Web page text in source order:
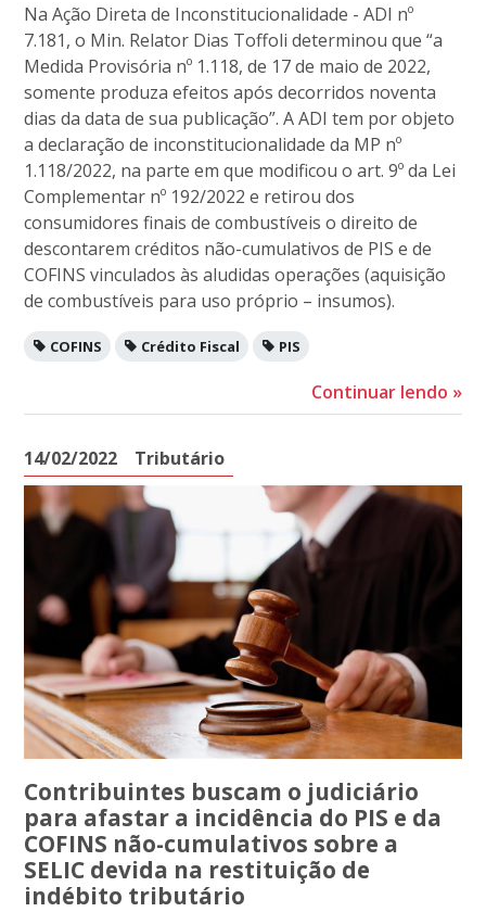
Na Ação Direta de Inconstitucionalidade - ADI nº
7.181, o Min. Relator Dias Toffoli determinou que “a
Medida Provisória nº 1.118, de 17 de maio de 2022,
somente produza efeitos após decorridos noventa
dias da data de sua publicação”. A ADI tem por objeto
a declaração de inconstitucionalidade da MP nº
1.118/2022, na parte em que modificou o art. 9º da Lei
Complementar nº 192/2022 e retirou dos
consumidores finais de combustíveis o direito de
descontarem créditos não-cumulativos de PIS e de
COFINS vinculados às aludidas operações (aquisição
de combustíveis para uso próprio – insumos).
COFINS Crédito Fiscal PIS
Continuar lendo »
14/02/2022 Tributário
Contribuintes buscam o judiciário
para afastar a incidência do PIS e da
COFINS não-cumulativos sobre a
SELIC devida na restituição de
indébito tributário